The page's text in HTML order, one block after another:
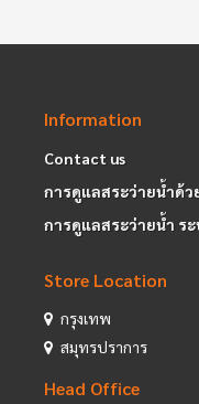
Information
Contact us
การดูแลสระว่ายน้ำด้
การดูแลสระว่ายน้ำ ร
Store Location
กรุงเทพ
สมุทรปราการ
Head Office